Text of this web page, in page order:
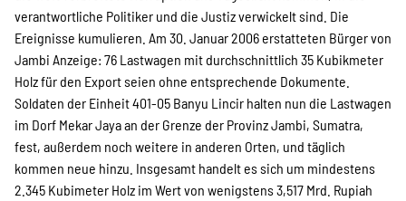
Kontakt
english
verantwortliche Politiker und die Justiz verwickelt sind. Die
Ereignisse kumulieren. Am 30. Januar 2006 erstatteten Bürger von
Jambi Anzeige: 76 Lastwagen mit durchschnittlich 35 Kubikmeter
Holz für den Export seien ohne entsprechende Dokumente.
Soldaten der Einheit 401-05 Banyu Lincir halten nun die Lastwagen
im Dorf Mekar Jaya an der Grenze der Provinz Jambi, Sumatra,
fest, außerdem noch weitere in anderen Orten, und täglich
kommen neue hinzu. Insgesamt handelt es sich um mindestens
2.345 Kubimeter Holz im Wert von wenigstens 3,517 Mrd. Rupiah